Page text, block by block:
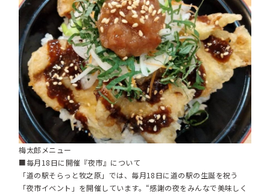
梅太郎メニュー
■毎月18日に開催『夜市』について
「道の駅そらっと牧之原」では、毎月18日に道の駅の生誕を祝う
「夜市イベント」を開催しています。“感謝の夜をみんなで美味しく